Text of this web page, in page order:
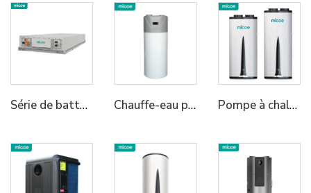
Série de batteries de stockage d'énergie refroidies par liquide pour climat extrêmement froid, pack batterie 1P48S/1P52S IP67 protection complète | contrôle thermique intelligent à large plage de températures | Stockage énergétique industriel modulaire Chauffe-eau pompe à chaleur tout-en-un à source d'air MICOE Pompe à chaleur murale tout-en-un Micoe 75 degrés R290 Air-Eau pour chauffe-eau